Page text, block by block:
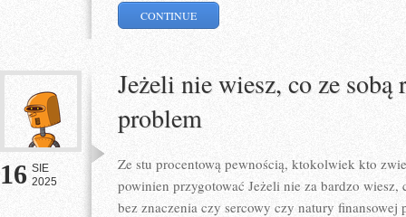
CONTINUE
16 SIE
2025
Jeżeli nie wiesz, co ze sobą
problem
Ze stu procentową pewnością, ktokolwiek kto
powinien przygotować Jeżeli nie za bardzo wiesz,
bez znaczenia czy sercowy czy natury finansowej